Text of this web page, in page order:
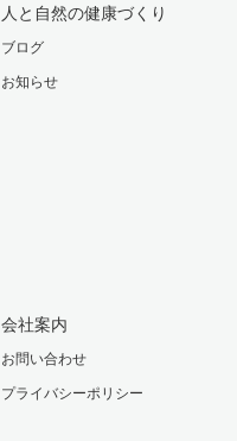
人と自然の健康づくり
ブログ
お知らせ
会社案内
お問い合わせ
プライバシーポリシー